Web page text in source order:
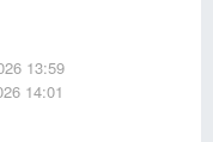
13:59
14:01